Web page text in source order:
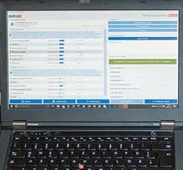
Servolenkung
Sitzelektronik Fahrer
Soundsystem
Sprachsteuerung
Türsteuergerät hinten links
Türsteuergerät hinten
Türsteuergerät vorne links
Türsteuergerät vorne
Vordere Bedieneinheit
Zentralelektronik